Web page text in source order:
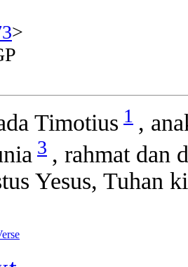
>
Timotius 1 ,
3 , rahmat dan
Yesus, Tuhan